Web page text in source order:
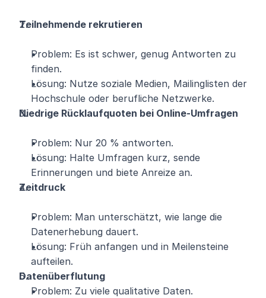
Teilnehmende rekrutieren
Problem: Es ist schwer, genug Antworten zu
finden.
Lösung: Nutze soziale Medien, Mailinglisten der
Hochschule oder berufliche Netzwerke.
Niedrige Rücklaufquoten bei Online-Umfragen
Problem: Nur 20 % antworten.
Lösung: Halte Umfragen kurz, sende
Erinnerungen und biete Anreize an.
Zeitdruck
Problem: Man unterschätzt, wie lange die
Datenerhebung dauert.
Lösung: Früh anfangen und in Meilensteine
aufteilen.
Datenüberflutung
Problem: Zu viele qualitative Daten.